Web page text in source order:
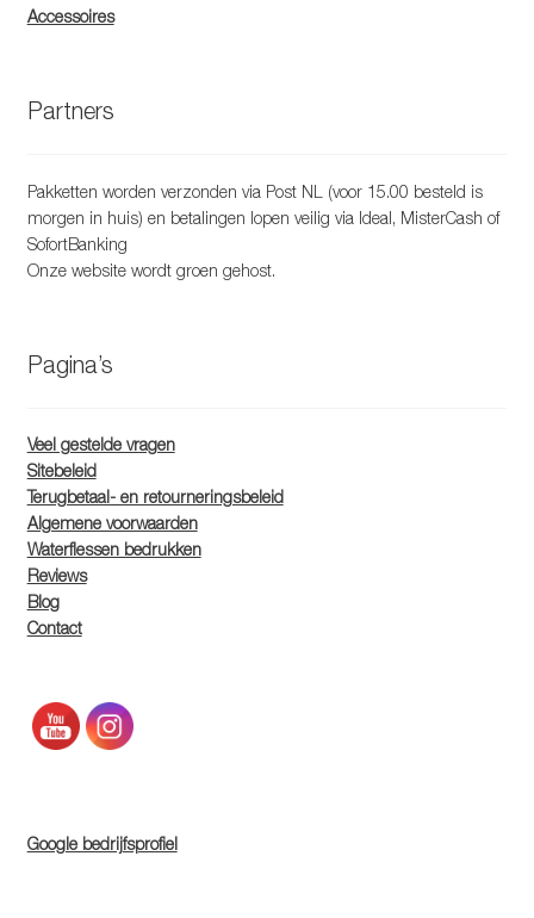
Accessoires
Partners
Pakketten worden verzonden via Post NL (voor 15.00 besteld is
morgen in huis) en betalingen lopen veilig via Ideal, MisterCash of
SofortBanking
Onze website wordt groen gehost.
Pagina’s
Veel gestelde vragen
Sitebeleid
Terugbetaal- en retourneringsbeleid
Algemene voorwaarden
Waterflessen bedrukken
Reviews
Blog
Contact
Google bedrijfsprofiel